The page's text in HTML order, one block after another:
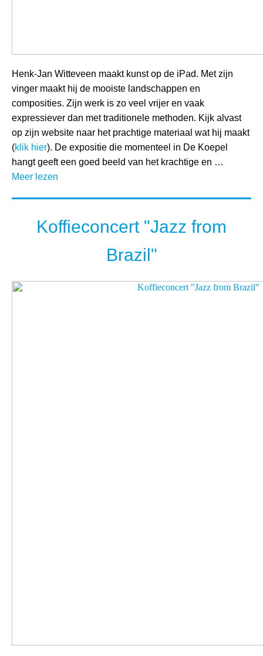
Henk-Jan Witteveen maakt kunst op de iPad. Met zijn
vinger maakt hij de mooiste landschappen en
composities. Zijn werk is zo veel vrijer en vaak
expressiever dan met traditionele methoden. Kijk alvast
op zijn website naar het prachtige materiaal wat hij maakt
(klik hier). De expositie die momenteel in De Koepel
hangt geeft een goed beeld van het krachtige en …
Meer lezen
Koffieconcert "Jazz from
Brazil"